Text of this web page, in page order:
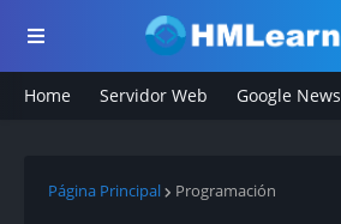
Home Servidor Web Google News
Página Principal Programación